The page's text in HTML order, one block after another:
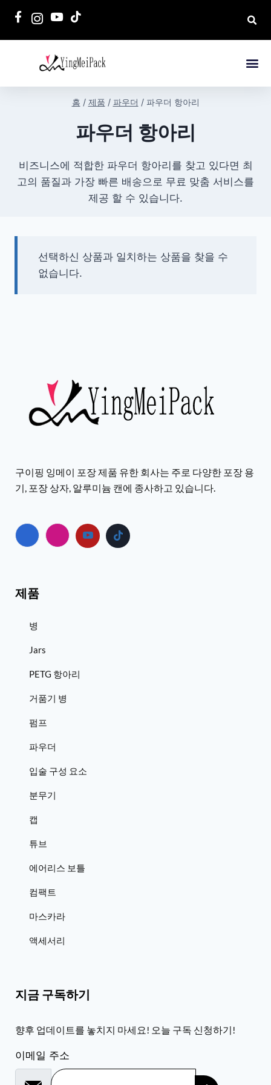
홈 / 제품 / 파우더 / 파우더 항아리
파우더 항아리
비즈니스에 적합한 파우더 항아리를 찾고 있다면 최
고의 품질과 가장 빠른 배송으로 무료 맞춤 서비스를
제공 할 수 있습니다.
선택하신 상품과 일치하는 상품을 찾을 수
없습니다.
구이핑 잉메이 포장 제품 유한 회사는 주로 다양한 포장 용
기, 포장 상자, 알루미늄 캔에 종사하고 있습니다.
제품
병
Jars
PETG 항아리
거품기 병
펌프
파우더
입술 구성 요소
분무기
캡
튜브
에어리스 보틀
컴팩트
마스카라
액세서리
지금 구독하기
향후 업데이트를 놓치지 마세요! 오늘 구독 신청하기!
이메일 주소